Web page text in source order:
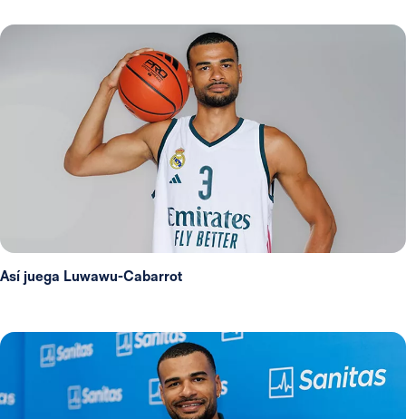
Así juega Luwawu-Cabarrot